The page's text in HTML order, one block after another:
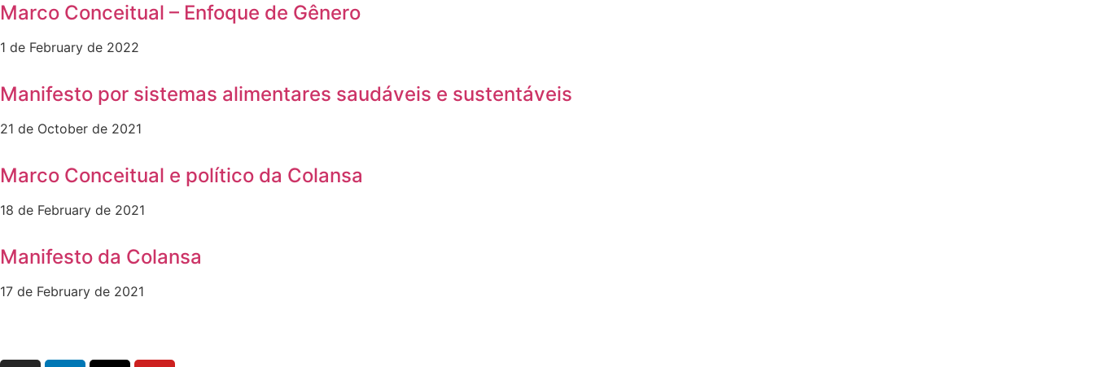
Marco Conceitual – Enfoque de Gênero
1 de February de 2022
Manifesto por sistemas alimentares saudáveis e sustentáveis
21 de October de 2021
Marco Conceitual e político da Colansa
18 de February de 2021
Manifesto da Colansa
17 de February de 2021